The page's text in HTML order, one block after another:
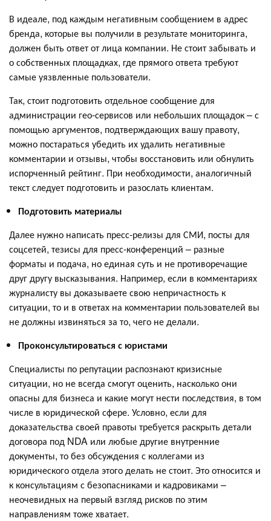
В идеале, под каждым негативным сообщением в адрес
бренда, которые вы получили в результате мониторинга,
должен быть ответ от лица компании. Не стоит забывать и
о собственных площадках, где прямого ответа требуют
самые уязвленные пользователи.
Так, стоит подготовить отдельное сообщение для
администрации гео-сервисов или небольших площадок – с
помощью аргументов, подтверждающих вашу правоту,
можно постараться убедить их удалить негативные
комментарии и отзывы, чтобы восстановить или обнулить
испорченный рейтинг. При необходимости, аналогичный
текст следует подготовить и разослать клиентам.
Подготовить материалы
Далее нужно написать пресс-релизы для СМИ, посты для
соцсетей, тезисы для пресс-конференций – разные
форматы и подача, но единая суть и не противоречащие
друг другу высказывания. Например, если в комментариях
журналисту вы доказываете свою непричастность к
ситуации, то и в ответах на комментарии пользователей вы
не должны извиняться за то, чего не делали.
Проконсультироваться с юристами
Специалисты по репутации распознают кризисные
ситуации, но не всегда смогут оценить, насколько они
опасны для бизнеса и какие могут нести последствия, в том
числе в юридической сфере. Условно, если для
доказательства своей правоты требуется раскрыть детали
договора под NDA или любые другие внутренние
документы, то без обсуждения с коллегами из
юридического отдела этого делать не стоит. Это относится и
к консультациям с безопасниками и кадровиками –
неочевидных на первый взгляд рисков по этим
направлениям тоже хватает.